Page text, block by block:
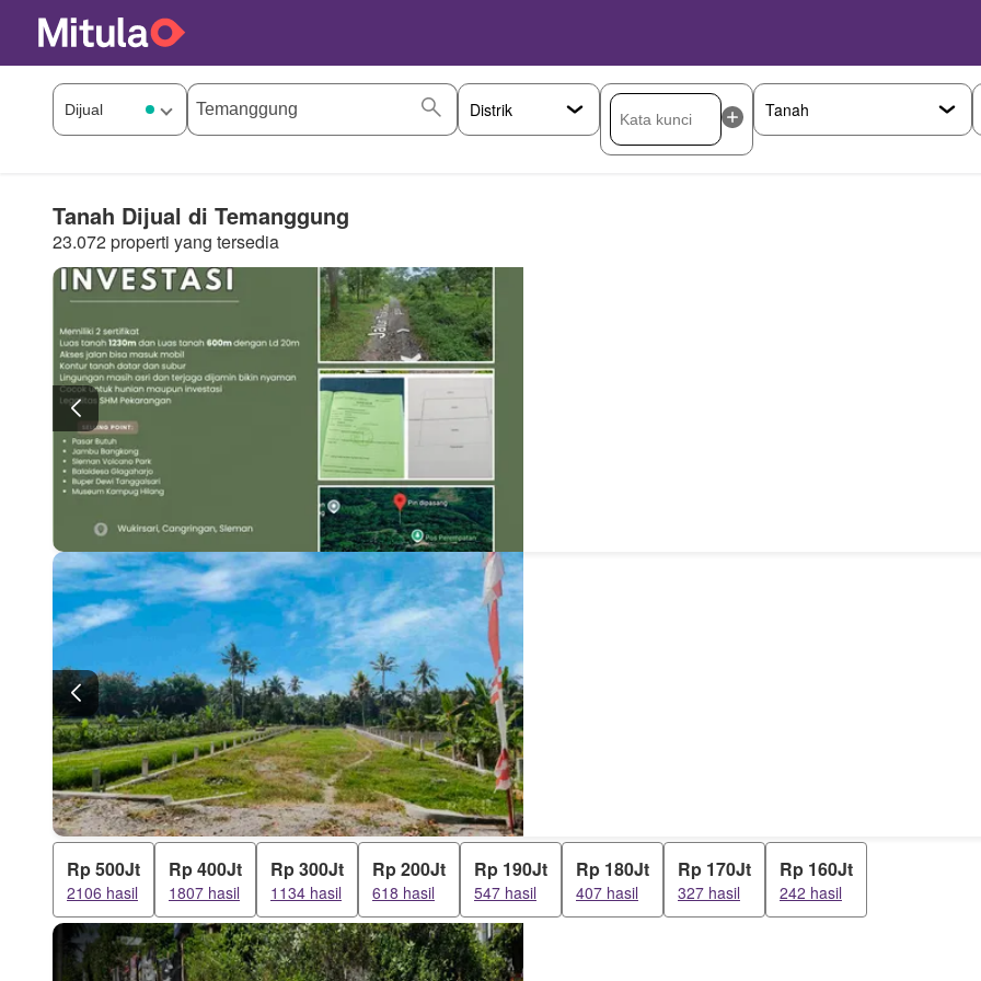
Tanah Dijual di Temanggung
23.072 properti yang tersedia
Rp 500Jt
2106 hasil
Rp 400Jt
1807 hasil
Rp 300Jt
1134 hasil
Rp 200Jt
618 hasil
Rp 190Jt
547 hasil
Rp 180Jt
407 hasil
Rp 170Jt
327 hasil
Rp 160Jt
242 hasil